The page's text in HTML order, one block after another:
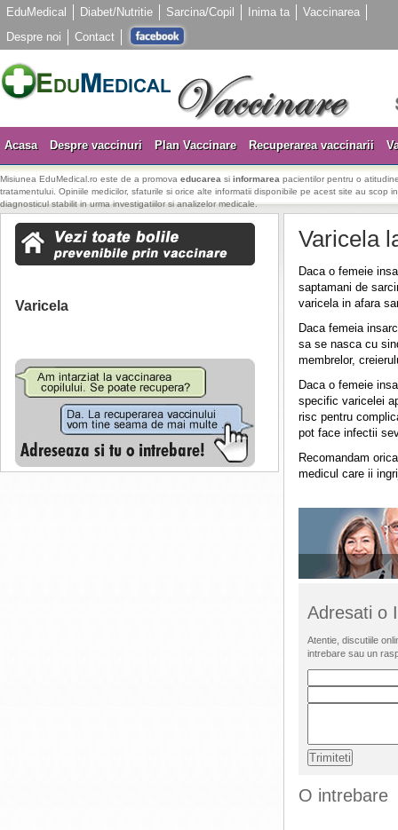
EduMedical Diabet/Nutritie Sarcina/Copil Inima ta
Vaccinarea
Despre noi
Contact
Acasa Despre vaccinuri Plan Vaccinare Recuperarea vaccinarii
Misiunea EduMedical.ro este de a promova educarea si informarea pacientilor pentru o
tratamentului. Opiniile medicilor, sfaturile si orice alte informatii disponibile pe acest site au scop
diagnosticul stabilit in urma investigatiilor si analizelor medicale.
Varicela
Varicela
Daca o femeie
saptamani de
varicela in afara
Daca femeia
sa se nasca cu
membrelor,
Daca o femeie
specific varicelei
risc pentru
pot face infectii
Recomandam
medicul care ii
Adresati o
Atentie, discutiile
intrebare sau un
O intrebare